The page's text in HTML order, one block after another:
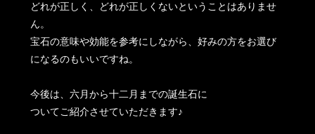
どれが正しく、どれが正しくないということはありませ
ん。
宝石の意味や効能を参考にしながら、好みの方をお選び
になるのもいいですね。
今後は、六月から十二月までの誕生石に
ついてご紹介させていただきます♪